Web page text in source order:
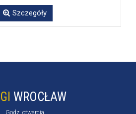
Szczegóły
WROCŁAW
Godz. otwarcia